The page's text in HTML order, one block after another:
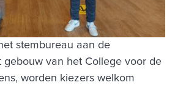
stembureau aan de
gebouw van het College voor de
worden kiezers welkom